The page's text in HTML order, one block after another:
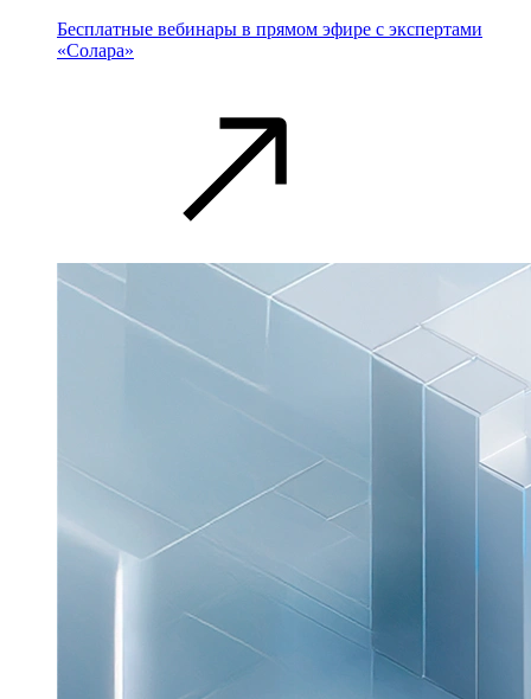
Бесплатные вебинары в прямом эфире с экспертами
«Солара»